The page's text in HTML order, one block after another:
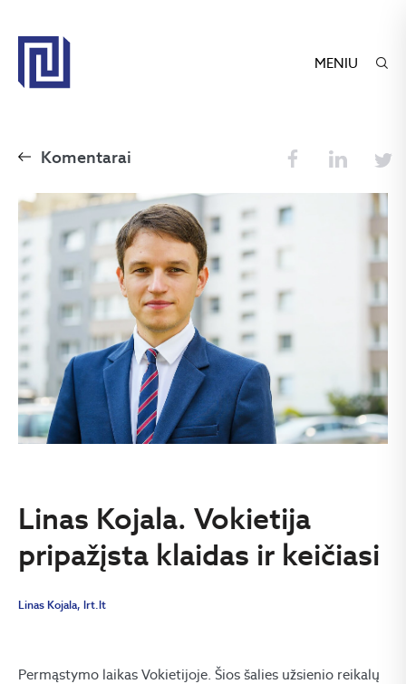
MENIU
Komentarai
Linas Kojala. Vokietija
pripažįsta klaidas ir keičiasi
Linas Kojala, lrt.lt
Permąstymo laikas Vokietijoje. Šios šalies užsienio reikalų